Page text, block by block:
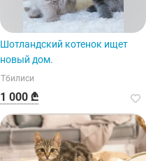
Шотландский котенок ищет
новый дом.
Тбилиси
1 000 ₾